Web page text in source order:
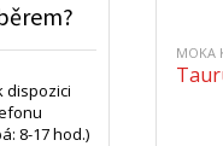
MOKA
dispozici
8-17 hod.)